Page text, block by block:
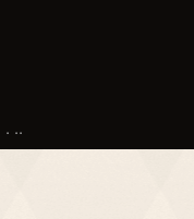
. ..